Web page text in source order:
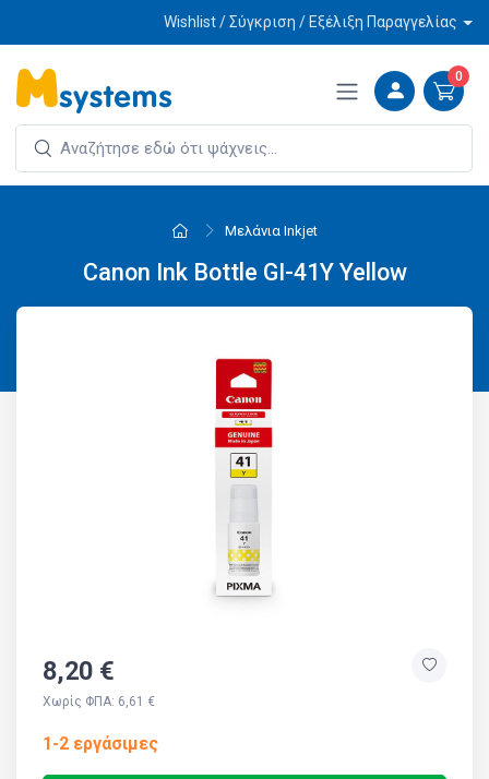
Wishlist / Σύγκριση / Εξέλιξη Παραγγελίας
0
Μελάνια Inkjet
Canon Ink Bottle GI-41Y Yellow
8,20 €
Χωρίς ΦΠΑ: 6,61 €
1-2 εργάσιμες